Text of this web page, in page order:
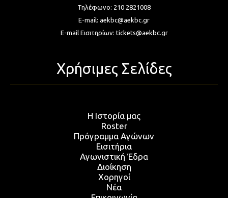
Τηλέφωνο: 210 2821008
E-mail: aekbc@aekbc.gr
E-mail Εισιτηρίων: tickets@aekbc.gr
Χρήσιμες Σελίδες
Η Ιστορία μας
Roster
Πρόγραμμα Αγώνων
Εισιτήρια
Αγωνιστική Έδρα
Διοίκηση
Χορηγοί
Νέα